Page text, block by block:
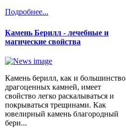
Подробнее...
Камень Берилл - лечебные и
магические свойства
Камень берилл, как и большинство
драгоценных камней, имеет
свойство легко раскалываться и
покрываться трещинами. Как
ювелирный камень благородный
бери...